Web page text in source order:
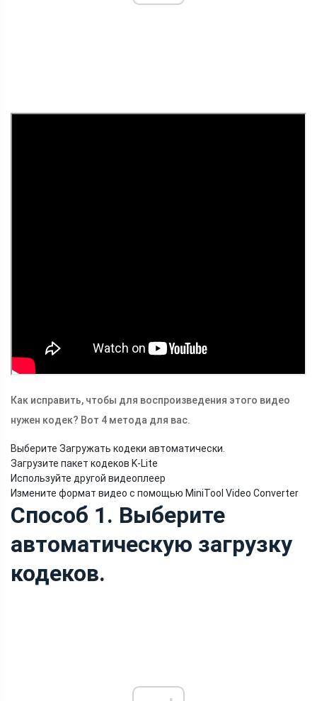
Как исправить, чтобы для воспроизведения этого видео
нужен кодек? Вот 4 метода для вас.
Выберите Загружать кодеки автоматически.
Загрузите пакет кодеков K-Lite
Используйте другой видеоплеер
Измените формат видео с помощью MiniTool Video Converter
Способ 1. Выберите
автоматическую загрузку
кодеков.